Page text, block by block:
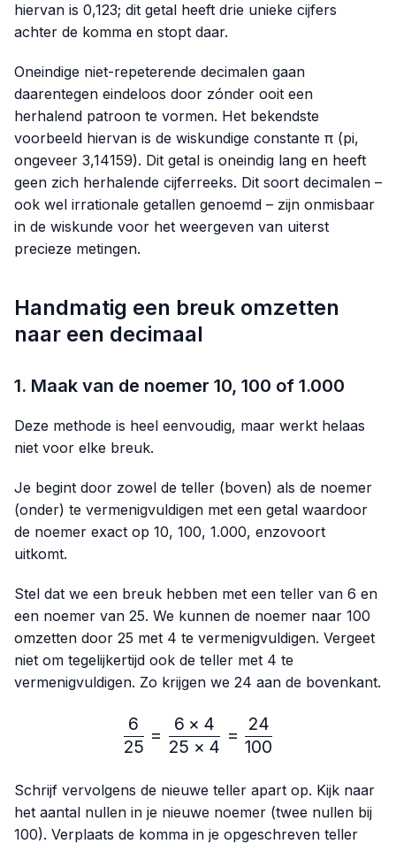
hiervan is 0,123; dit getal heeft drie unieke cijfers
achter de komma en stopt daar.
Oneindige niet-repeterende decimalen gaan
daarentegen eindeloos door zónder ooit een
herhalend patroon te vormen. Het bekendste
voorbeeld hiervan is de wiskundige constante π (pi,
ongeveer 3,14159). Dit getal is oneindig lang en heeft
geen zich herhalende cijferreeks. Dit soort decimalen –
ook wel irrationale getallen genoemd – zijn onmisbaar
in de wiskunde voor het weergeven van uiterst
precieze metingen.
Handmatig een breuk omzetten
naar een decimaal
1. Maak van de noemer 10, 100 of 1.000
Deze methode is heel eenvoudig, maar werkt helaas
niet voor elke breuk.
Je begint door zowel de teller (boven) als de noemer
(onder) te vermenigvuldigen met een getal waardoor
de noemer exact op 10, 100, 1.000, enzovoort
uitkomt.
Stel dat we een breuk hebben met een teller van 6 en
een noemer van 25. We kunnen de noemer naar 100
omzetten door 25 met 4 te vermenigvuldigen. Vergeet
niet om tegelijkertijd ook de teller met 4 te
vermenigvuldigen. Zo krijgen we 24 aan de bovenkant.
\frac{6}{25}=\frac{6 ×
25
6
=
25 × 4
6 × 4
=
100
24
Schrijf vervolgens de nieuwe teller apart op. Kijk naar
het aantal nullen in je nieuwe noemer (twee nullen bij
100). Verplaats de komma in je opgeschreven teller